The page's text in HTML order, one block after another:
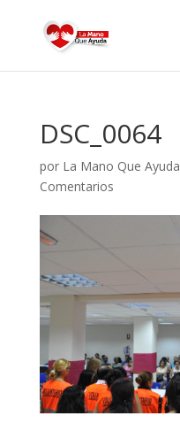
DSC_0064
por La Mano Que Ayuda
Comentarios